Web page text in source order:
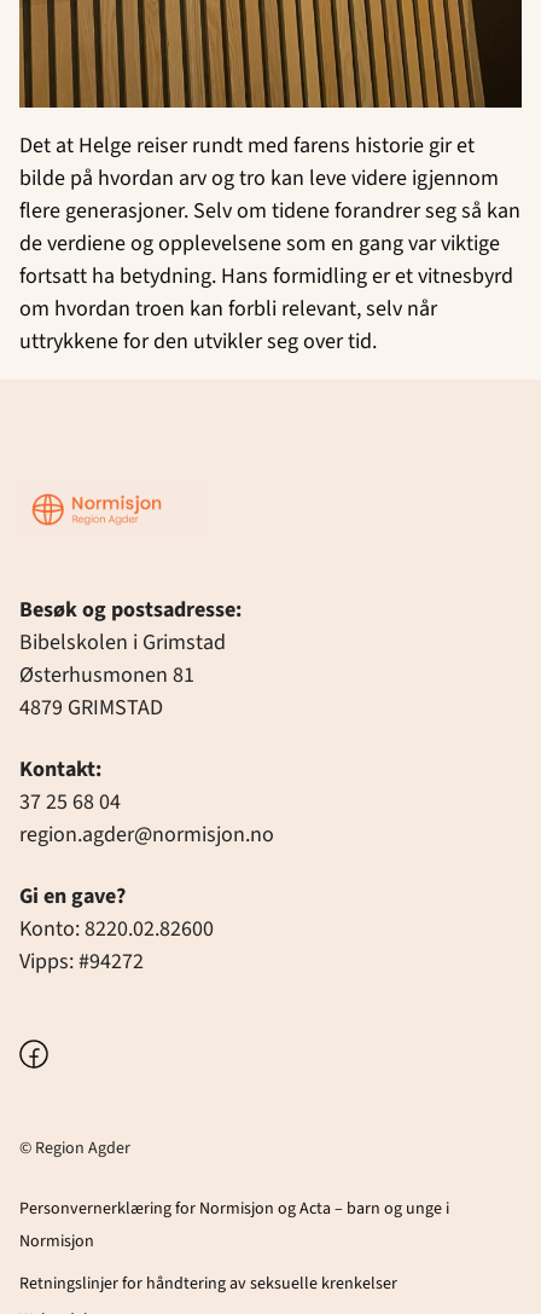
Det at Helge reiser rundt med farens historie gir et
bilde på hvordan arv og tro kan leve videre igjennom
flere generasjoner. Selv om tidene forandrer seg så kan
de verdiene og opplevelsene som en gang var viktige
fortsatt ha betydning. Hans formidling er et vitnesbyrd
om hvordan troen kan forbli relevant, selv når
uttrykkene for den utvikler seg over tid.
Region
Agder
Besøk og postsadresse:
Bibelskolen i Grimstad
Østerhusmonen 81
4879 GRIMSTAD
Kontakt:
37 25 68 04
region.agder@normisjon.no
Gi en gave?
Konto: 8220.02.82600
Vipps: #94272
Facebook
© Region Agder
Personvernerklæring for Normisjon og Acta – barn og unge i
Normisjon
Retningslinjer for håndtering av seksuelle krenkelser